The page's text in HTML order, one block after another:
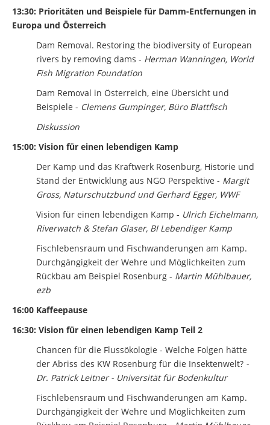
13:30: Prioritäten und Beispiele für Damm-Entfernungen in
Europa und Österreich
Dam Removal. Restoring the biodiversity of European
rivers by removing dams - Herman Wanningen, World
Fish Migration Foundation
Dam Removal in Österreich, eine Übersicht und
Beispiele - Clemens Gumpinger, Büro Blattfisch
Diskussion
15:00: Vision für einen lebendigen Kamp
Der Kamp und das Kraftwerk Rosenburg, Historie und
Stand der Entwicklung aus NGO Perspektive - Margit
Gross, Naturschutzbund und Gerhard Egger, WWF
Vision für einen lebendigen Kamp - Ulrich Eichelmann,
Riverwatch & Stefan Glaser, BI Lebendiger Kamp
Fischlebensraum und Fischwanderungen am Kamp.
Durchgängigkeit der Wehre und Möglichkeiten zum
Rückbau am Beispiel Rosenburg - Martin Mühlbauer,
ezb
16:00 Kaffeepause
16:30: Vision für einen lebendigen Kamp Teil 2
Chancen für die Flussökologie - Welche Folgen hätte
der Abriss des KW Rosenburg für die Insektenwelt? -
Dr. Patrick Leitner - Universität für Bodenkultur
Fischlebensraum und Fischwanderungen am Kamp.
Durchgängigkeit der Wehre und Möglichkeiten zum